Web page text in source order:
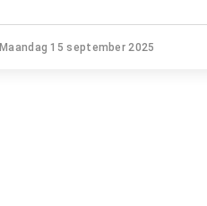
Maandag 15 september 2025